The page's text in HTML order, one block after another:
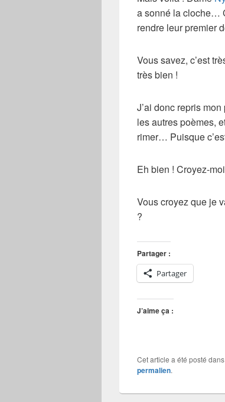
a sonné la cloche…
rendre leur premier
Vous savez, c’est
très bien !
J’ai donc repris
les autres poèmes,
rimer… Puisque
Eh bien ! Croyez-
Vous croyez que je
?
Partager :
Partager
J’aime ça :
Cet article a été posté dans
permalien.